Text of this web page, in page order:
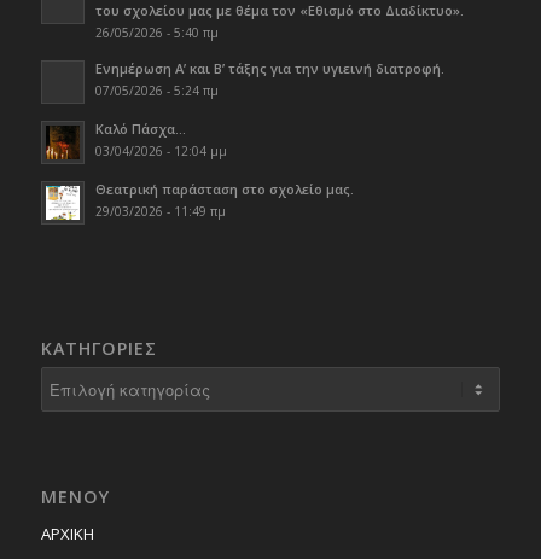
του σχολείου μας με θέμα τον «Εθισμό στο Διαδίκτυο».
26/05/2026 - 5:40 πμ
Ενημέρωση Α’ και Β’ τάξης για την υγιεινή διατροφή.
07/05/2026 - 5:24 πμ
Καλό Πάσχα…
03/04/2026 - 12:04 μμ
Θεατρική παράσταση στο σχολείο μας.
29/03/2026 - 11:49 πμ
KΑΤΗΓΟΡΊΕΣ
ΜΕΝΟΥ
ΑΡΧΙΚΗ